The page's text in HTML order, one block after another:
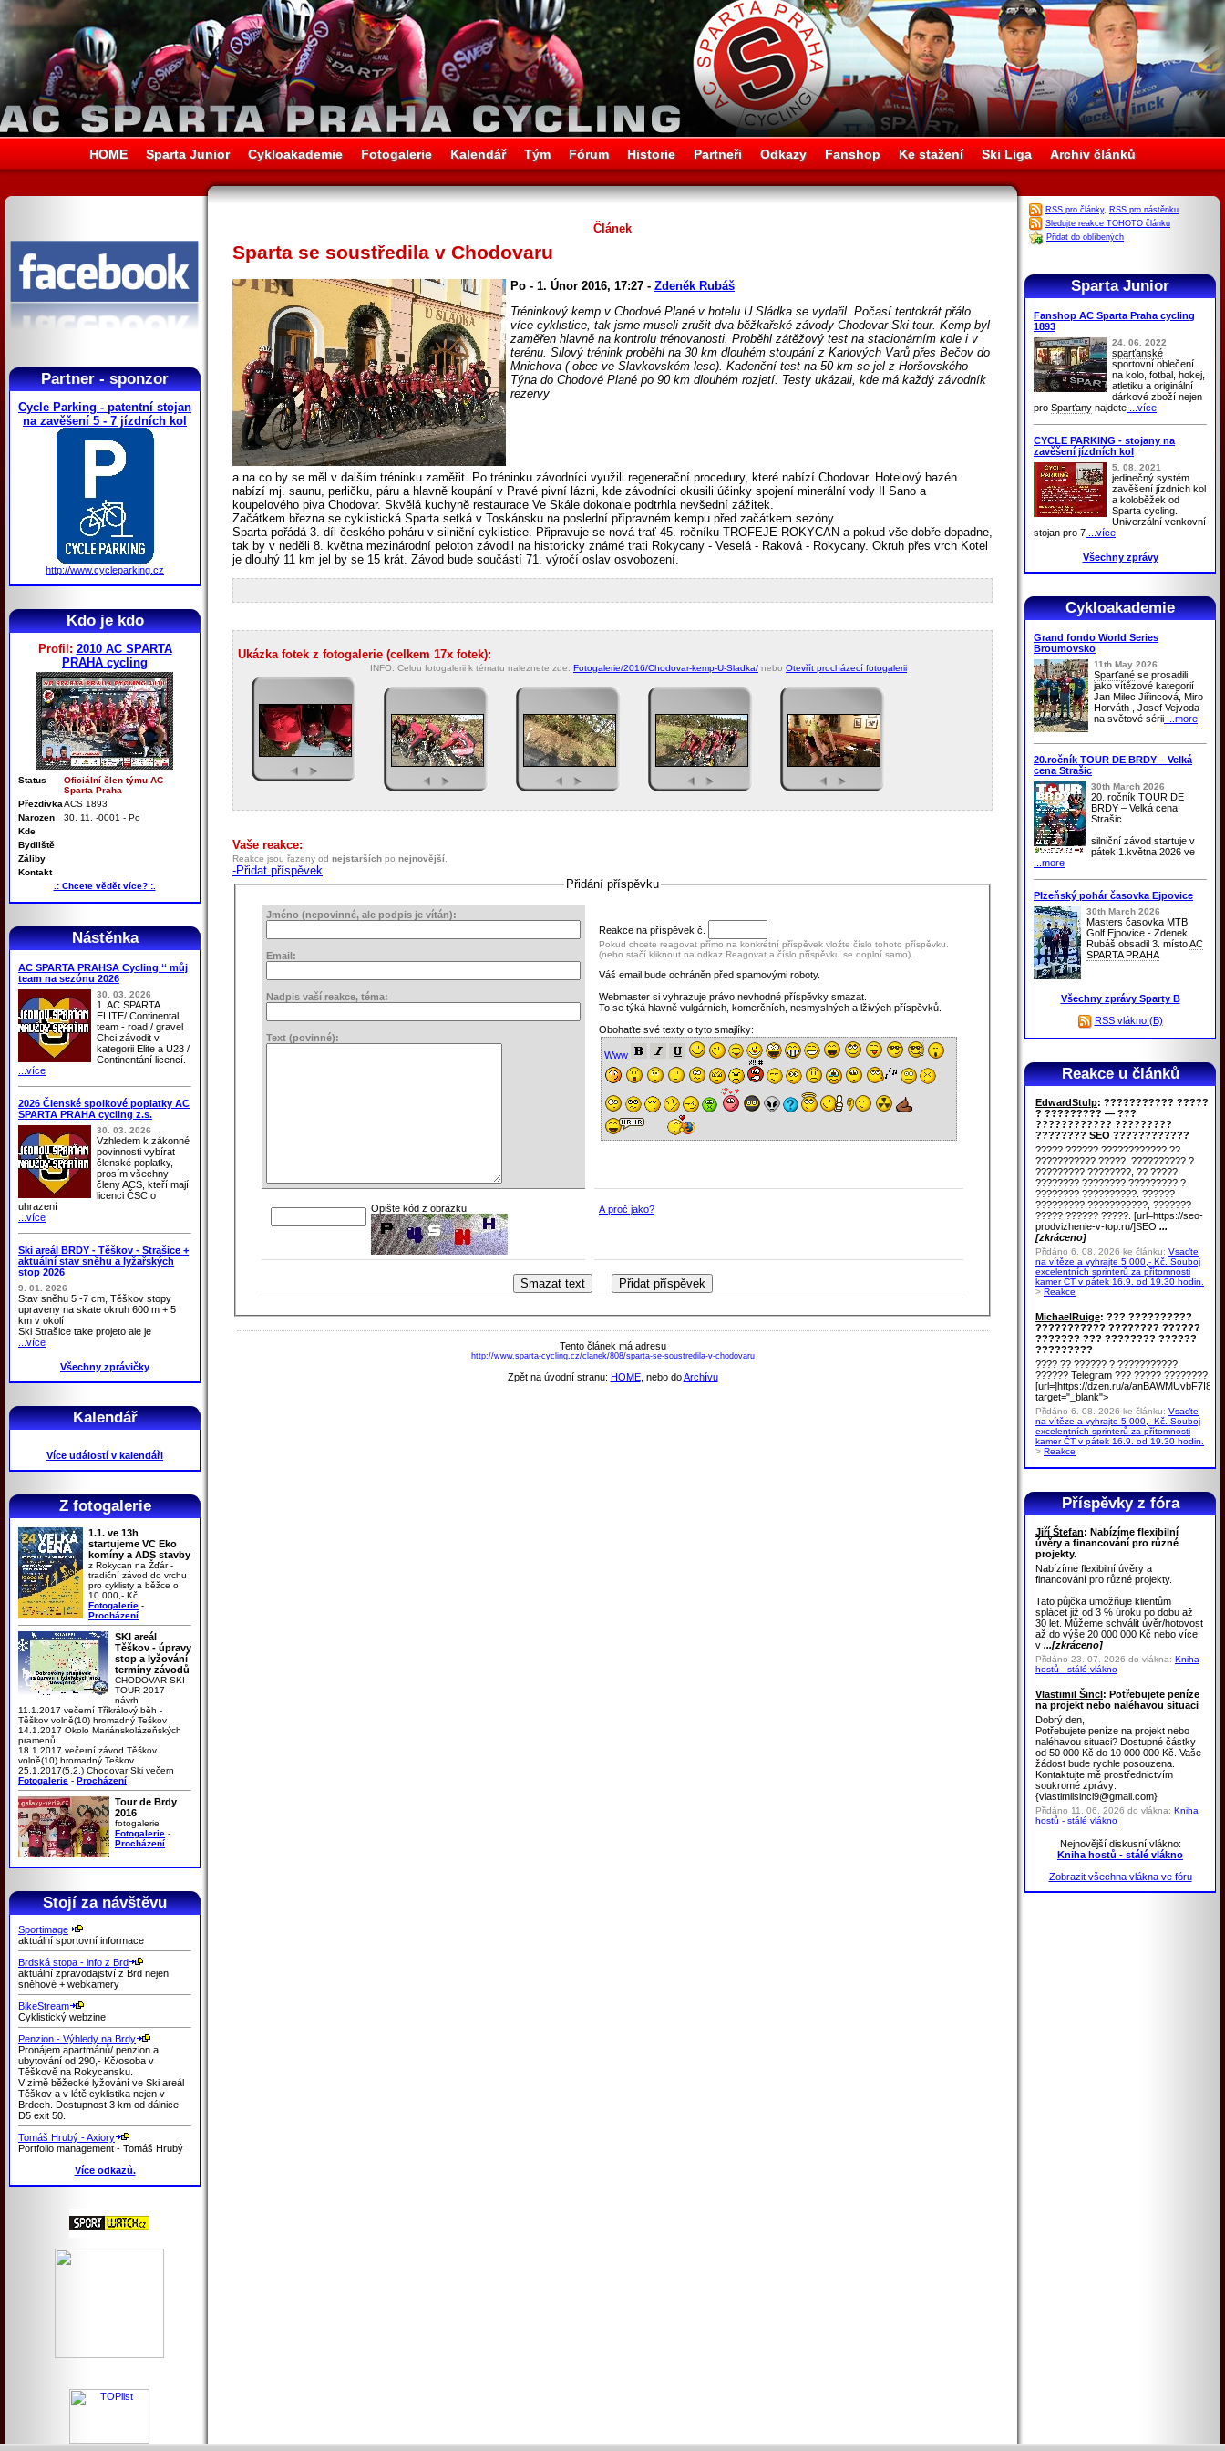
HOME Sparta Junior Cykloakademie Fotogalerie Kalendář Tým Fórum Historie Partneři Odkazy Fanshop Ke stažení Ski Liga Archiv článků
Partner - sponzor
Cycle Parking - patentní stojan
na zavěšení 5 - 7 jízdních kol
http://www.cycleparking.cz
Kdo je kdo
Profil: 2010 AC SPARTA
PRAHA cycling
Status
Oficiální člen týmu AC
Sparta Praha
PřezdívkaACS 1893
Narozen
30. 11. -0001 - Po
Kde
Bydliště
Záliby
Kontakt
.: Chcete vědět více? :.
Nástěnka
AC SPARTA PRAHSA Cycling ‘‘ můj
team na sezónu 2026
30. 03. 2026
1. AC SPARTA
ELITE/ Continental
team - road / gravel
Chci závodit v
kategorii Elite a U23 /
Continentání licencí.
...více
2026 Členské spolkové poplatky AC
SPARTA PRAHA cycling z.s.
30. 03. 2026
Vzhledem k zákonné
povinnosti vybírat
členské poplatky,
prosím všechny
členy ACS, kteří mají
licenci ČSC o
uhrazení
...více
Ski areál BRDY - Těškov - Strašice +
aktuální stav sněhu a lyžařských
stop 2026
9. 01. 2026
Stav sněhu 5 -7 cm, Těškov stopy
upraveny na skate okruh 600 m + 5
km v okolí
Ski Strašice take projeto ale je
...více
Všechny zprávičky
Kalendář
Více událostí v kalendáři
Z fotogalerie
1.1. ve 13h
startujeme VC Eko
komíny a ADS stavby
z Rokycan na Žďár -
tradiční závod do vrchu
pro cyklisty a běžce o
10 000,- Kč
Fotogalerie -
Procházení
SKI areál
Těškov - úpravy
stop a lyžování
termíny závodů
CHODOVAR SKI
TOUR 2017 -
návrh
11.1.2017 večerní Tříkrálový běh -
Těškov volně(10) hromadný Teškov
14.1.2017 Okolo Mariánskolázeňských
pramenů
18.1.2017 večerní závod Těškov
volně(10) hromadný Teškov
25.1.2017(5.2.) Chodovar Ski večern
Fotogalerie - Procházení
Tour de Brdy
2016
fotogalerie
Fotogalerie -
Procházení
Stojí za návštěvu
Sportimage
aktuální sportovní informace
Brdská stopa - info z Brd
aktuální zpravodajství z Brd nejen
sněhové + webkamery
BikeStream
Cyklistický webzine
Penzion - Výhledy na Brdy
Pronájem apartmánů/ penzion a
ubytování od 290,- Kč/osoba v
Těškově na Rokycansku.
V zimě běžecké lyžování ve Ski areál
Těškov a v létě cyklistika nejen v
Brdech. Dostupnost 3 km od dálnice
D5 exit 50.
Tomáš Hrubý - Axiory
Portfolio management - Tomáš Hrubý
Více odkazů.
Článek
Sparta se soustředila v Chodovaru
Po - 1. Únor 2016, 17:27 - Zdeněk Rubáš
Tréninkový kemp v Chodové Plané v hotelu U Sládka se vydařil. Počasí tentokrát přálo
více cyklistice, tak jsme museli zrušit dva běžkařské závody Chodovar Ski tour. Kemp byl
zaměřen hlavně na kontrolu trénovanosti. Proběhl zátěžový test na stacionárním kole i v
terénu. Silový trénink proběhl na 30 km dlouhém stoupání z Karlových Varů přes Bečov do
Mnichova ( obec ve Slavkovském lese). Kadenční test na 50 km se jel z Horšovského
Týna do Chodové Plané po 90 km dlouhém rozjetí. Testy ukázali, kde má každý závodník
rezervy
a na co by se měl v dalším tréninku zaměřit. Po tréninku závodníci využili regenerační procedury, které nabízí Chodovar. Hotelový bazén
nabízí mj. saunu, perličku, páru a hlavně koupání v Pravé pivní lázni, kde závodníci okusili účinky spojení minerální vody Il Sano a
koupelového piva Chodovar. Skvělá kuchyně restaurace Ve Skále dokonale podtrhla nevšední zážitek.
Začátkem března se cyklistická Sparta setká v Toskánsku na poslední přípravném kempu před začátkem sezóny.
Sparta pořádá 3. díl českého poháru v silniční cyklistice. Připravuje se nová trať 45. ročníku TROFEJE ROKYCAN a pokud vše dobře dopadne,
tak by v neděli 8. května mezinárodní peloton závodil na historicky známé trati Rokycany - Veselá - Raková - Rokycany. Okruh přes vrch Kotel
je dlouhý 11 km jel by se 15 krát. Závod bude součástí 71. výročí oslav osvobození.
Ukázka fotek z fotogalerie (celkem 17x fotek):
INFO: Celou fotogalerii k tématu naleznete zde: Fotogalerie/2016/Chodovar-kemp-U-Sladka/ nebo Otevřít procházecí fotogalerii
Vaše reakce:
Reakce jsou řazeny od nejstarších po nejnovější.
-Přidat příspěvek
Přidání příspěvku
Jméno (nepovinné, ale podpis je vítán):
Email:
Nadpis vaší reakce, téma:
Text (povinné):
Reakce na příspěvek č.
Pokud chcete reagovat přímo na konkrétní příspěvek vložte číslo tohoto příspěvku.
(nebo stačí kliknout na odkaz Reagovat a číslo příspěvku se doplní samo).
Váš email bude ochráněn před spamovými roboty.
Webmaster si vyhrazuje právo nevhodné příspěvky smazat.
To se týká hlavně vulgárních, komerčních, nesmyslných a lživých příspěvků.
Obohaťte své texty o tyto smajlíky:
Www
Opište kód z obrázku A proč jako?
Tento článek má adresu
http://www.sparta-cycling.cz/clanek/808/sparta-se-soustredila-v-chodovaru
Zpět na úvodní stranu: HOME, nebo doArchívu
RSS pro články, RSS pro nástěnku
Sledujte reakce TOHOTO článku
Přidat do oblíbených
Sparta Junior
Fanshop AC Sparta Praha cycling
1893
24. 06. 2022
sparťanské
sportovní oblečení
na kolo, fotbal, hokej,
atletiku a originální
dárkové zboží nejen
pro Sparťany najdete ...více
CYCLE PARKING - stojany na
zavěšení jízdních kol
5. 08. 2021
jedinečný systém
zavěšení jízdních kol
a koloběžek od
Sparta cycling.
Univerzální venkovní
stojan pro 7 ...více
Všechny zprávy
Cykloakademie
Grand fondo World Series
Broumovsko
11th May 2026
Sparťané se prosadili
jako vítězové kategorií
Jan Milec Jiřincová, Miro
Horváth , Josef Vejvoda
na světové sérii ...more
20.ročník TOUR DE BRDY – Velká
cena Strašic
30th March 2026
20. ročník TOUR DE
BRDY – Velká cena
Strašic
silniční závod startuje v
pátek 1.května 2026 ve
...more
Plzeňský pohár časovka Ejpovice
30th March 2026
Masters časovka MTB
Golf Ejpovice - Zdenek
Rubáš obsadil 3. místoAC
SPARTA PRAHA
Všechny zprávy Sparty B
RSS vlákno (B)
Reakce u článků
EdwardStulp: ??????????? ?????
? ????????? — ???
???????????? ?????????
???????? SEO ????????????
????? ?????? ???????????? ??
??????????? ?????. ?????????? ?
????????? ????????, ?? ?????
???????? ???????? ????????? ?
???????? ??????????. ??????
????????? ???????????, ???????
????? ?????? ?????. [url=https://seo-
prodvizhenie-v-top.ru/]SEO ...
[zkráceno]
Přidáno 6. 08. 2026 ke článku: Vsaďte
na vítěze a vyhrajte 5 000,- Kč. Souboj
excelentních sprinterů za přítomnosti
kamer ČT v pátek 16.9. od 19.30 hodin.
> Reakce
MichaelRuige: ??? ??????????
??????????? ???????? ??????
??????? ??? ???????? ??????
?????????
???? ?? ?????? ? ???????????
?????? Telegram ??? ????? ????????
[url=]https://dzen.ru/a/
target="_blank">
Přidáno 6. 08. 2026 ke článku: Vsaďte
na vítěze a vyhrajte 5 000,- Kč. Souboj
excelentních sprinterů za přítomnosti
kamer ČT v pátek 16.9. od 19.30 hodin.
> Reakce
Příspěvky z fóra
Jiří Štefan: Nabízíme flexibilní
úvěry a financování pro různé
projekty.
Nabízíme flexibilní úvěry a
financování pro různé projekty.
Tato půjčka umožňuje klientům
splácet již od 3 % úroku po dobu až
30 let. Můžeme schválit úvěr/hotovost
až do výše 20 000 000 Kč nebo více
v ...[zkráceno]
Přidáno 23. 07. 2026 do vlákna: Kniha
hostů - stálé vlákno
Vlastimil Šincl: Potřebujete peníze
na projekt nebo naléhavou situaci
Dobrý den,
Potřebujete peníze na projekt nebo
naléhavou situaci? Dostupné částky
od 50 000 Kč do 10 000 000 Kč. Vaše
žádost bude rychle posouzena.
Kontaktujte mě prostřednictvím
soukromé zprávy:
{vlastimilsincl9@gmail.com}
Přidáno 11. 06. 2026 do vlákna: Kniha
hostů - stálé vlákno
Nejnovější diskusní vlákno:
Kniha hostů - stálé vlákno
Zobrazit všechna vlákna ve fóru